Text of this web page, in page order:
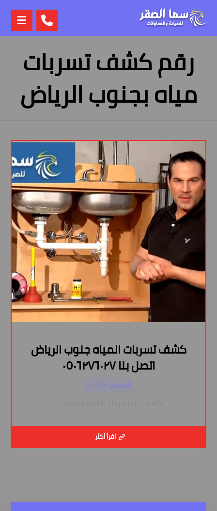
رقم كشف تسربات
مياه بجنوب الرياض
كشف تسربات المياه جنوب الرياض
اتصل بنا ٠٥٠٦٢٧٦٠٢٧
أغسطس ١٣, ٢٠٢٤
اقرأ أكثر